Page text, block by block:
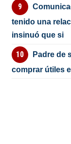
tenido una
insinuó que si
Padre de
comprar útiles